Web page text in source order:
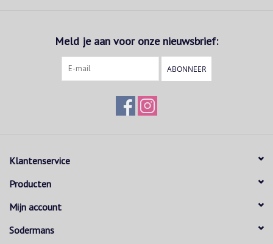
Meld je aan voor onze nieuwsbrief:
ABONNEER
Klantenservice
Producten
Mijn account
Sodermans